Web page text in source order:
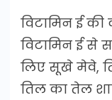
विटामिन ई
विटामिन ई से
लिए सूखे मेवे,
तिल का तेल